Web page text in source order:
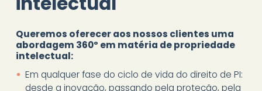
Queremos oferecer aos nossos clientes uma
abordagem 360º em matéria de propriedade
intelectual:
Em qualquer fase do ciclo de vida do direito de PI:
desde a inovação, passando pela proteção, pela